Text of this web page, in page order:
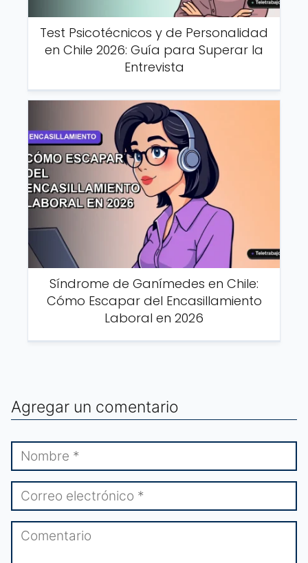
Test Psicotécnicos y de Personalidad
en Chile 2026: Guía para Superar la
Entrevista
Síndrome de Ganímedes en Chile:
Cómo Escapar del Encasillamiento
Laboral en 2026
Agregar un comentario